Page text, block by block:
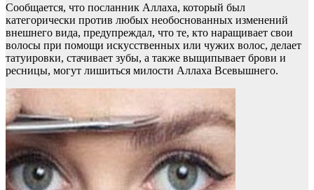
Сообщается, что посланник Аллаха, который был
категорически против любых необоснованных изменений
внешнего вида, предупреждал, что те, кто наращивает свои
волосы при помощи искусственных или чужих волос, делает
татуировки, стачивает зубы, а также выщипывает брови и
ресницы, могут лишиться милости Аллаха Всевышнего.